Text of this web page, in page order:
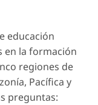
educación
en la formación
regiones de
Pacífica y
preguntas: